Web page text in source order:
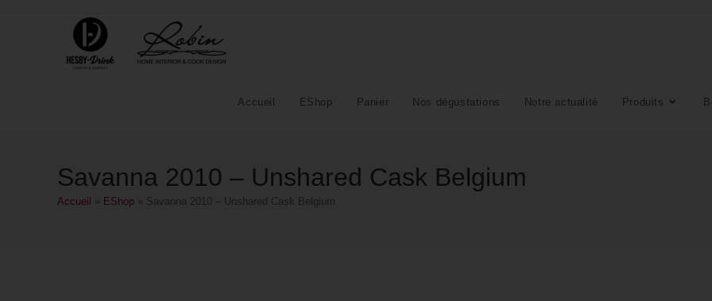
Accueil EShop Panier Nos dégustations Notre actualité Produits
Savanna 2010 – Unshared Cask Belgium
Accueil EShop Savanna 2010 – Unshared Cask Belgium